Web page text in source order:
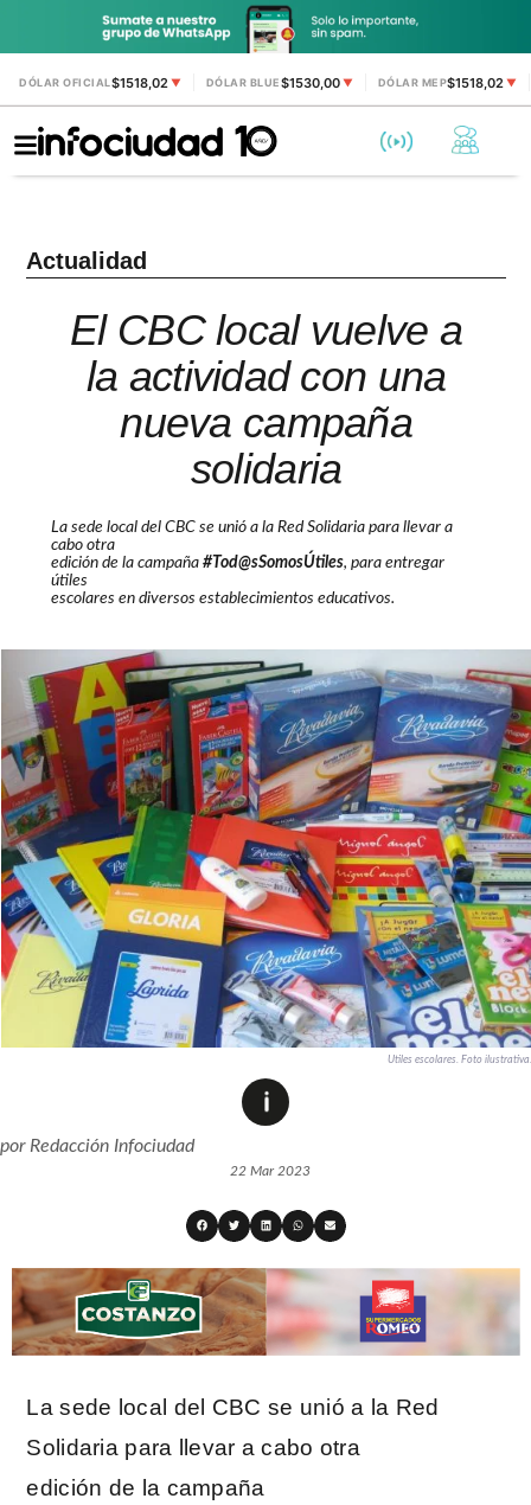
DÓLAR OFICIAL$1518,02 ▼ DÓLAR BLUE$1530,00 ▼ DÓLAR MEP$1518,02 ▼
Actualidad
El CBC local vuelve a
la actividad con una
nueva campaña
solidaria
La sede local del CBC se unió a la Red Solidaria para llevar a
cabo otra
edición de la campaña #Tod@sSomosÚtiles, para entregar
útiles
escolares en diversos establecimientos educativos.
Utiles escolares. Foto ilustrativa.
porRedacción Infociudad
22 Mar 2023
La sede local del CBC se unió a la Red
Solidaria para llevar a cabo otra
edición de la campaña